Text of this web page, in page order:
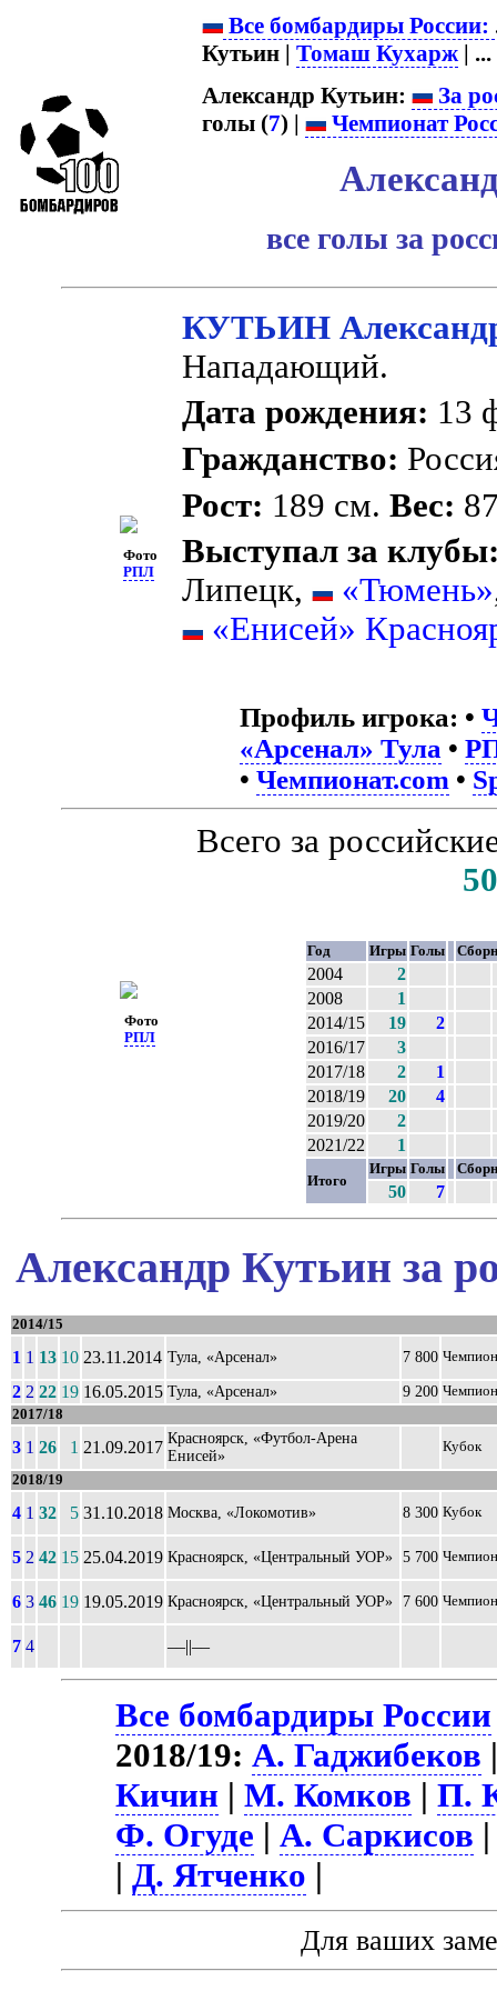
Все бомбардиры России:
Кутьин | Томаш Кухарж| ...
Александр Кутьин:
За
голы (7) | Чемпионат
все голы за
Фото
РПЛ
КУТЬИН
Нападающий.
Дата рождения: 13
Гражданство:
Рост: 189 см.Вес:
Выступал за
Липецк,
«Тюмень»
«Енисей»
Профиль игрока: •
«Арсенал» Тула •
• Чемпионат.com •
Фото
РПЛ
Всего за
50
Год Игры Голы
2004
2
2008
1
2014/15
19
2
2016/17
3
2017/18
2
1
2018/19
20
4
2019/20
2
2021/22
1
Итого
Игры Голы
50 7
Александр Кутьин за
2014/15
1 1 13 10 23.11.2014 Тула, «Арсенал» 7 800
2 2 22 19 16.05.2015 Тула, «Арсенал» 9 200
2017/18
3 1 26 1 21.09.2017 Красноярск, «Футбол-Арена
Енисей»
Кубок
2018/19
4 1 32 5 31.10.2018 Москва, «Локомотив» 8 300 Кубок
5 2 42 15 25.04.2019 Красноярск, «Центральный УОР» 5 700
6 3 46 19 19.05.2019 Красноярск, «Центральный УОР» 7 600
7 4 ––||––
Все бомбардиры России
2018/19:А. Гаджибеков
Кичин |М. Комков |П.
Ф. Огуде |А. Саркисов
|Д. Ятченко |
Для ваших